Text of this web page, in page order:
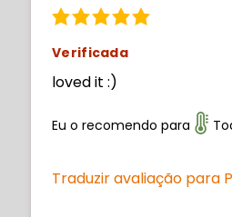
Verificada
loved it :)
Eu o recomendo para
Traduzir avaliação para